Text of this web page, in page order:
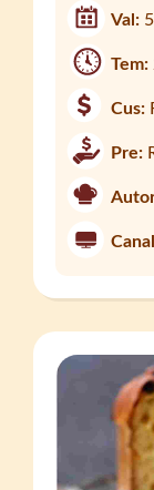
Val:
Tem:
Cus:
Pre: